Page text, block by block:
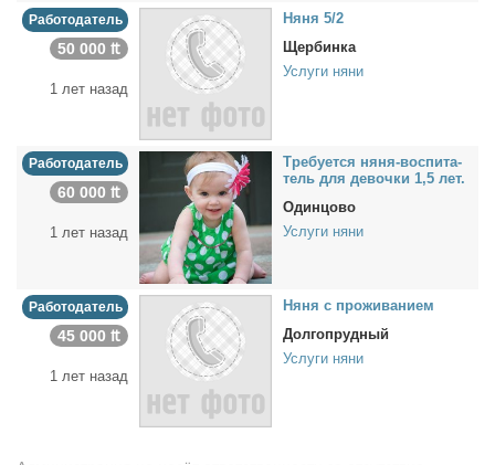
Работодатель
50 000 ₶
1 лет назад
Ня­ня 5/2
Щербинка
Услуги няни
Работодатель
60 000 ₶
1 лет назад
Тре­бу­ет­ся ня­ня-вос­пи­та­
тель для де­воч­ки 1,5 лет.
Одинцово
Услуги няни
Работодатель
45 000 ₶
1 лет назад
Ня­ня с про­жи­ва­ни­ем
Долгопрудный
Услуги няни